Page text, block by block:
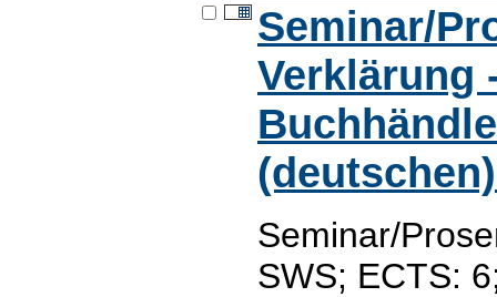
Seminar/
Verklärung
Seminar/
SWS; ECTS: